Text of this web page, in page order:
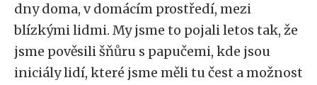
dny doma, v domácím prostředí, mezi
blízkými lidmi. My jsme to pojali letos tak, že
jsme pověsili šňůru s papučemi, kde jsou
iniciály lidí, které jsme měli tu čest a možnost